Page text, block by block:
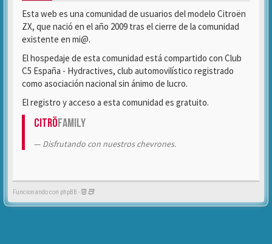
Esta web es una comunidad de usuarios del modelo Citroën
ZX, que nació en el año 2009 tras el cierre de la comunidad
existente en mi@.
El hospedaje de esta comunidad está compartido con Club
C5 España - Hydractives, club automovilístico registrado
como asociación nacional sin ánimo de lucro.
El registro y acceso a esta comunidad es gratuito.
CitröFamily
Disfrutando con nuestros chevrones.
Funcionando con phpBB -